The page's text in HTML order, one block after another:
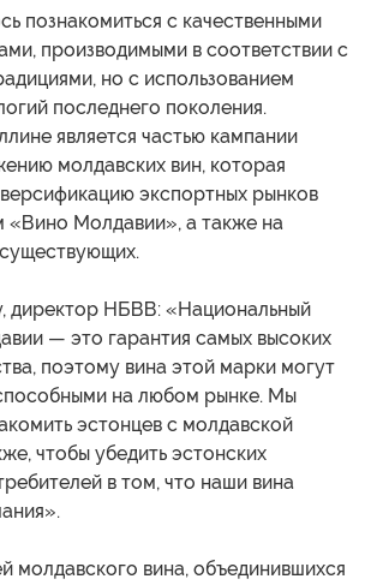
познакомиться с качественными
производимыми в соответствии с
но с использованием
последнего поколения.
является частью кампании
молдавских вин, которая
экспортных рынков
«Вино Молдавии», а также на
директор НБВВ: «Национальный
— это гарантия самых высоких
поэтому вина этой марки могут
на любом рынке. Мы
эстонцев с молдавской
чтобы убедить эстонских
в том, что наши вина
молдавского вина, объединившихся